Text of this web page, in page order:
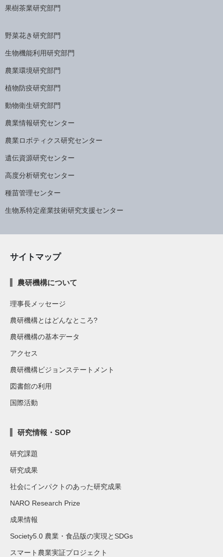
果樹茶業研究部門
野菜花き研究部門
生物機能利用研究部門
農業環境研究部門
植物防疫研究部門
動物衛生研究部門
農業情報研究センター
農業ロボティクス研究センター
遺伝資源研究センター
高度分析研究センター
種苗管理センター
生物系特定産業技術研究支援センター
サイトマップ
農研機構について
理事長メッセージ
農研機構とはどんなところ?
農研機構の基本データ
アクセス
農研機構ビジョンステートメント
図書館の利用
国際活動
研究情報・SOP
研究課題
研究成果
社会にインパクトのあった研究成果
NARO Research Prize
成果情報
Society5.0 農業・食品版の実現とSDGs
スマート農業実証プロジェクト